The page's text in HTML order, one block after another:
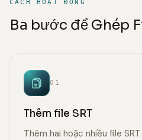
CÁCH HOẠT ĐỘNG
Ba bước để Ghép
01
Thêm file SRT
Thêm hai hoặc nhiều file